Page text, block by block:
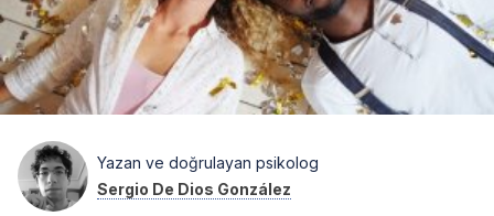
Yazan ve doğrulayan psikolog
Sergio De Dios González